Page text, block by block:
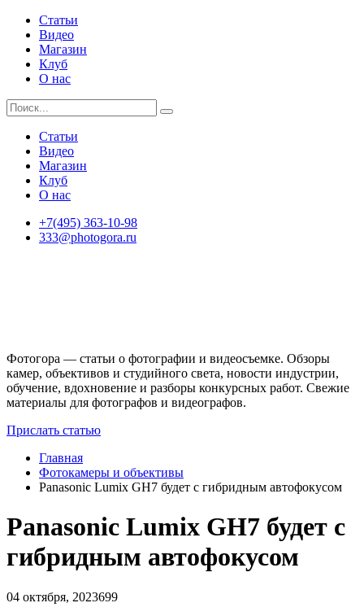
Статьи
Видео
Магазин
Клуб
О нас
Статьи
Видео
Магазин
Клуб
О нас
+7(495) 363-10-98
333@photogora.ru
Фотогора — статьи о фотографии и видеосъемке. Обзоры
камер, объективов и студийного света, новости индустрии,
обучение, вдохновение и разборы конкурсных работ. Свежие
материалы для фотографов и видеографов.
Прислать статью
Главная
Фотокамеры и объективы
​Panasonic Lumix GH7 будет с гибридным автофокусом
​Panasonic Lumix GH7 будет с
гибридным автофокусом
04 октября, 2023699